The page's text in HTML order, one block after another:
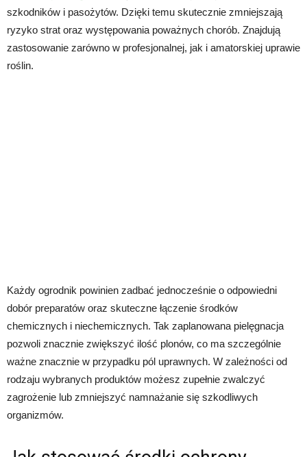
szkodników i pasożytów. Dzięki temu skutecznie zmniejszają
ryzyko strat oraz występowania poważnych chorób. Znajdują
zastosowanie zarówno w profesjonalnej, jak i amatorskiej uprawie
roślin.
Każdy ogrodnik powinien zadbać jednocześnie o odpowiedni
dobór preparatów oraz skuteczne łączenie środków
chemicznych i niechemicznych. Tak zaplanowana pielęgnacja
pozwoli znacznie zwiększyć ilość plonów, co ma szczególnie
ważne znacznie w przypadku pól uprawnych. W zależności od
rodzaju wybranych produktów możesz zupełnie zwalczyć
zagrożenie lub zmniejszyć namnażanie się szkodliwych
organizmów.